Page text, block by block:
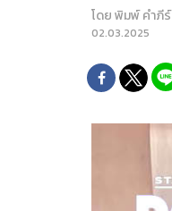
โดยพิมพ์ คำภีร์
02.03.2025